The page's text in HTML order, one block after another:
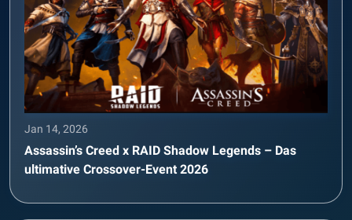
Jan 14, 2026
Assassin’s Creed x RAID Shadow Legends – Das
ultimative Crossover-Event 2026